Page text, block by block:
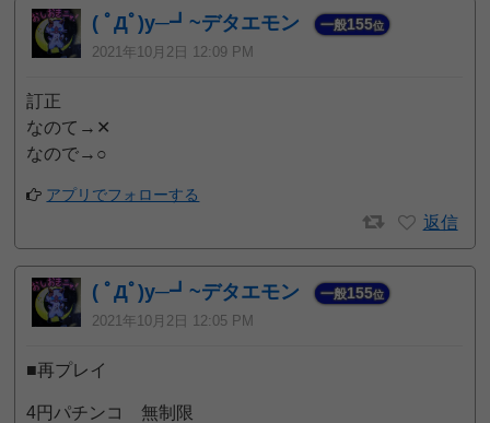
( ﾟДﾟ)y─┛~デタエモン 一般155位
2021年10月2日 12:09 PM
訂正
なのて→✕
なので→○
アプリでフォローする
返信
( ﾟДﾟ)y─┛~デタエモン 一般155位
2021年10月2日 12:05 PM
■再プレイ
4円パチンコ 無制限